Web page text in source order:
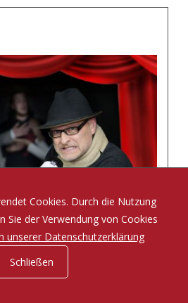
Müller und Sabine Misiorny
Cookies. Durch die Nutzung
Sie der Verwendung von Cookies
unserer Datenschutzerklärung
Schließen